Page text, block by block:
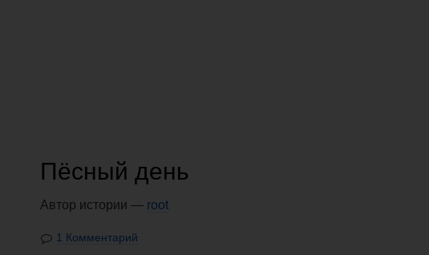
Пёсный день
Автор истории — root
1 Комментарий